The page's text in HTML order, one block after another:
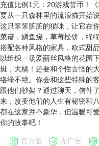
充值比例1元：20游戏货币！
要从一只森林里的流浪猫开始
这只笨笨脏脏的猫咪，让它在
菜谱，鲷鱼烧，草莓松饼，绵
搭配各种风格的家具，欧式甜
以组织一场爱丽丝风格的花园
斑，大橘！还要和个性古怪的
络绎不绝。你会和这些特殊的
跟他们吵架？通过聊天，信件
来，改变他们的人生有秘密和
都在这家并不豪华，但温暖可
你的故事吧！
官方版 无广告